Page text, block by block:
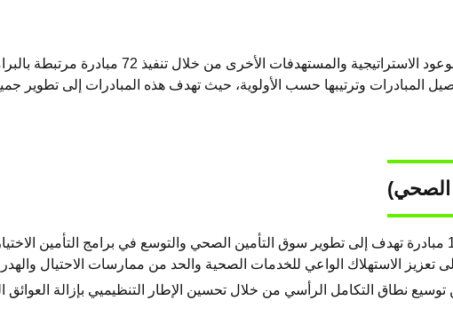
تسعى الاستراتيجية الوطنية لقطاع التأمين
المبادرات وترتيبها حسب الأولوية، حيث تهدف هذه المبادرات إلى تطوير
الصحي)
لتحقيق مستهدفات برنامج التأمين الصحي، تم اعتماد 11 مبادرة تهدف إلى تطوير سوق التأمين الصحي والتوسع
تعزيز الاستهلاك الواعي للخدمات الصحية والحد من ممارسات الاحتيال
نطاق التكامل الرأسي من خلال تحسين الإطار التنظيميي بإزالة